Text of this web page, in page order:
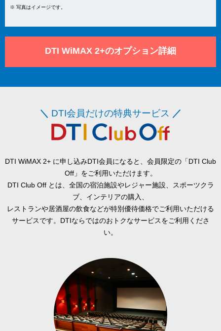
※ 写真はイメージです。
DTI WiMAX 2+のオプション詳細
＼ DTI会員だけの特典サービス ／
DTI WiMAX 2+ に申し込みDTI会員になると、会員限定の「DTI Club
Off」をご利用いただけます。
DTI Club Off とは、全国の宿泊施設やレジャー施設、スポーツクラ
ブ、インテリアの購入、
レストランや居酒屋の飲食などが特別優待価格でご利用いただける
サービスです。DTIならではのおトクなサービスをご利用くださ
い。